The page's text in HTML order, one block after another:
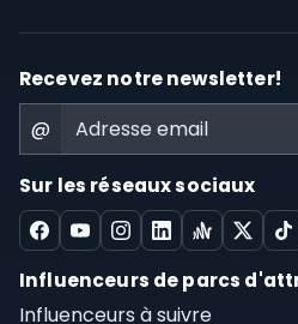
Recevez notre newsletter!
@
Sur les réseaux sociaux
Influenceurs de parcs
Influenceurs à suivre